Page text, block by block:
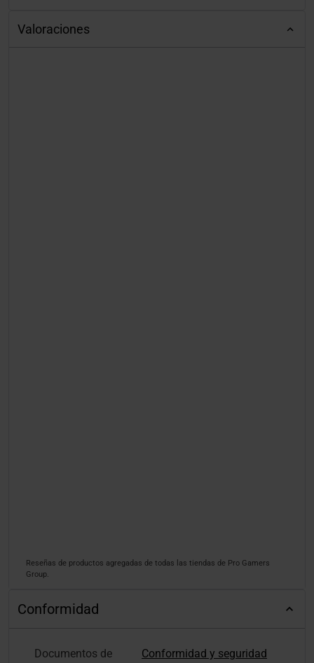
Valoraciones
Reseñas de productos agregadas de todas las tiendas de Pro Gamers
Group.
Conformidad
Documentos de
Conformidad y seguridad